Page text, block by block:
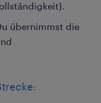
übernimmst die